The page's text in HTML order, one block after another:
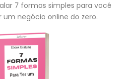
7 formas simples para você
um negócio online do zero.